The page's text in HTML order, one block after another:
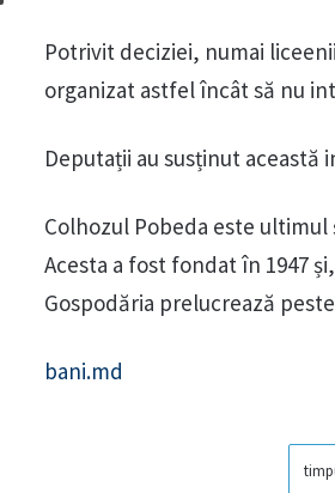
Potrivit deciziei, numai
organizat astfel încât să nu
Deputații au susținut
Colhozul Pobeda este
Acesta a fost fondat în 1947
Gospodăria prelucrează
bani.md